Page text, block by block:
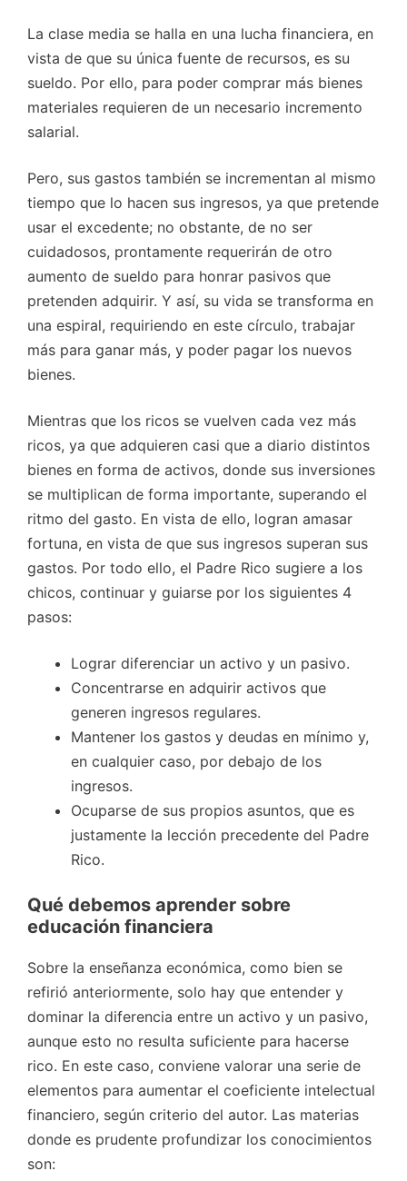
La clase media se halla en una lucha financiera, en
vista de que su única fuente de recursos, es su
sueldo. Por ello, para poder comprar más bienes
materiales requieren de un necesario incremento
salarial.
Pero, sus gastos también se incrementan al mismo
tiempo que lo hacen sus ingresos, ya que pretende
usar el excedente; no obstante, de no ser
cuidadosos, prontamente requerirán de otro
aumento de sueldo para honrar pasivos que
pretenden adquirir. Y así, su vida se transforma en
una espiral, requiriendo en este círculo, trabajar
más para ganar más, y poder pagar los nuevos
bienes.
Mientras que los ricos se vuelven cada vez más
ricos, ya que adquieren casi que a diario distintos
bienes en forma de activos, donde sus inversiones
se multiplican de forma importante, superando el
ritmo del gasto. En vista de ello, logran amasar
fortuna, en vista de que sus ingresos superan sus
gastos. Por todo ello, el Padre Rico sugiere a los
chicos, continuar y guiarse por los siguientes 4
pasos:
Lograr diferenciar un activo y un pasivo.
Concentrarse en adquirir activos que
generen ingresos regulares.
Mantener los gastos y deudas en mínimo y,
en cualquier caso, por debajo de los
ingresos.
Ocuparse de sus propios asuntos, que es
justamente la lección precedente del Padre
Rico.
Qué debemos aprender sobre
educación financiera
Sobre la enseñanza económica, como bien se
refirió anteriormente, solo hay que entender y
dominar la diferencia entre un activo y un pasivo,
aunque esto no resulta suficiente para hacerse
rico. En este caso, conviene valorar una serie de
elementos para aumentar el coeficiente intelectual
financiero, según criterio del autor. Las materias
donde es prudente profundizar los conocimientos
son: